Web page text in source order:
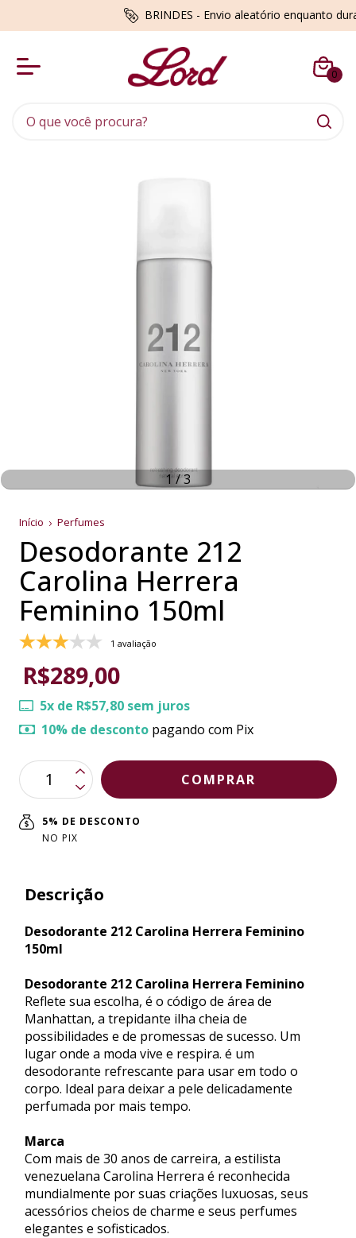
BRINDES - Envio aleatório enquanto
0
1/3
Início Perfumes
Desodorante 212
Carolina Herrera
Feminino 150ml
1 avaliação
R$289,00
5x de R$57,80 sem juros
10% de desconto pagando com Pix
5% DE DESCONTO
NO PIX
Descrição
Desodorante 212 Carolina Herrera Feminino
150ml
Desodorante 212 Carolina Herrera Feminino
Reflete sua escolha, é o código de área de
Manhattan, a trepidante ilha cheia de
possibilidades e de promessas de sucesso. Um
lugar onde a moda vive e respira. é um
desodorante refrescante para usar em todo o
corpo. Ideal para deixar a pele delicadamente
perfumada por mais tempo.
Marca
Com mais de 30 anos de carreira, a estilista
venezuelana Carolina Herrera é reconhecida
mundialmente por suas criações luxuosas, seus
acessórios cheios de charme e seus perfumes
elegantes e sofisticados.